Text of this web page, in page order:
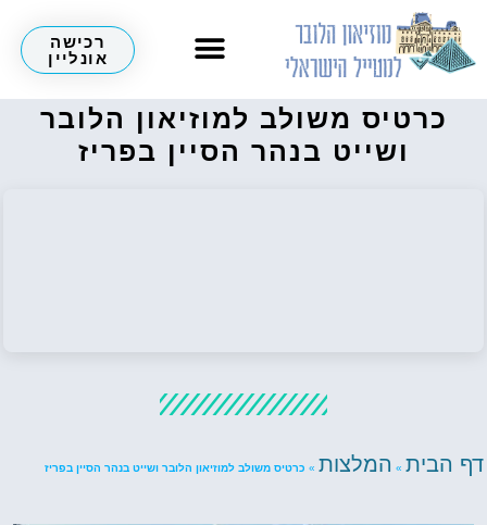
רכישה
אונליין
כרטיס משולב למוזיאון הלובר
ושייט בנהר הסיין בפריז
דף הבית » המלצות » כרטיס משולב למוזיאון הלובר ושייט בנהר הסיין בפריז